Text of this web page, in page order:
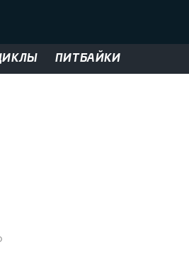
ПИТБАЙКИ